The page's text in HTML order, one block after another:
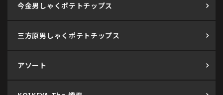
今金男しゃくポテトチップス
三方原男しゃくポテトチップス
アソート